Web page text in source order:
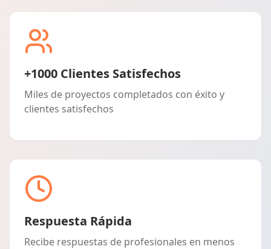
+1000 Clientes Satisfechos
Miles de proyectos completados con éxito y
clientes satisfechos
Respuesta Rápida
Recibe respuestas de profesionales en menos